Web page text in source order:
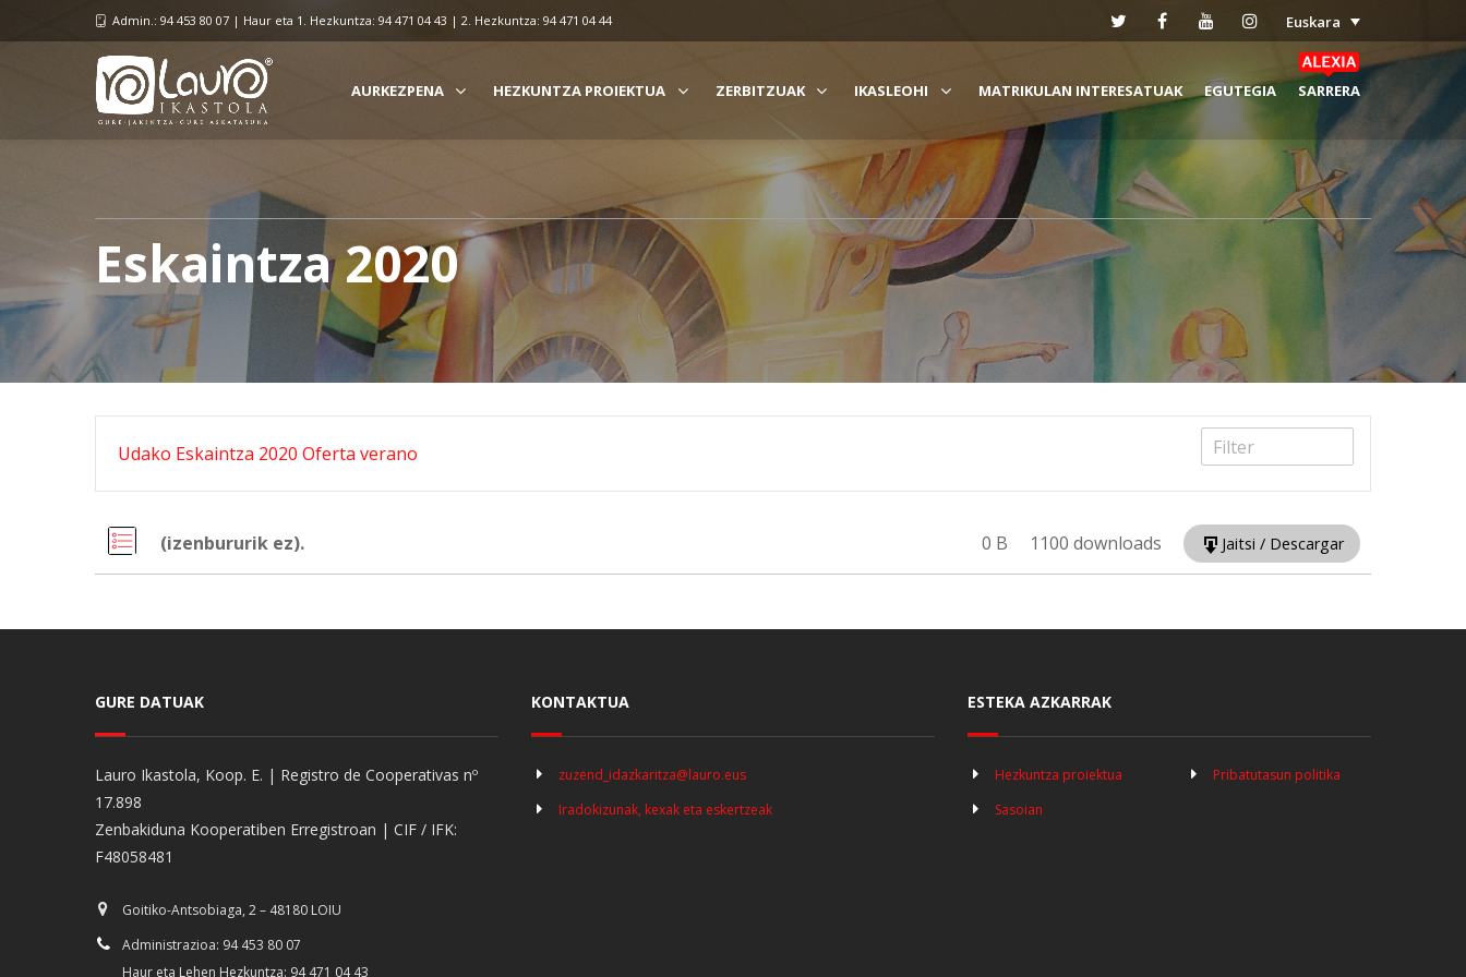
Admin.: 94 453 80 07 | Haur eta 1. Hezkuntza: 94 471 04 43 | 2. Hezkuntza: 94 471 04 44 Euskara
AURKEZPENA HEZKUNTZA PROIEKTUA ZERBITZUAK IKASLEOHI MATRIKULAN INTERESATUAK EGUTEGIA SARRERA
Eskaintza 2020
Udako Eskaintza 2020 Oferta verano
(izenbururik ez). 0 B 1100 downloads Jaitsi / Descargar
GURE DATUAK
Lauro Ikastola, Koop. E. | Registro de Cooperativas nº
17.898
Zenbakiduna Kooperatiben Erregistroan | CIF / IFK:
F48058481
Goitiko-Antsobiaga, 2 – 48180 LOIU
Administrazioa: 94 453 80 07
Haur eta Lehen Hezkuntza: 94 471 04 43
KONTAKTUA
zuzend_idazkaritza@lauro.eus
Iradokizunak, kexak eta eskertzeak
ESTEKA AZKARRAK
Hezkuntza proiektua
Sasoian
Pribatutasun politika